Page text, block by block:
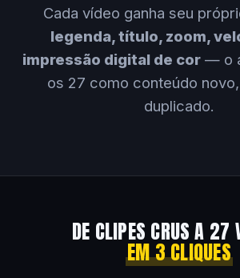
Cada vídeo ganha seu
legenda, título, zoom,
impressão digital de cor — o
os 27 como conteúdo
duplicado.
DE CLIPES CRUS A 27
EM 3 CLIQUES